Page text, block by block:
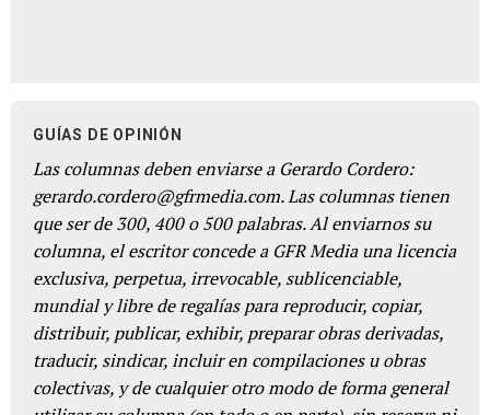
GUÍAS DE OPINIÓN
Las columnas deben enviarse a Gerardo Cordero:
gerardo.cordero@gfrmedia.com. Las columnas tienen
que ser de 300, 400 o 500 palabras. Al enviarnos su
columna, el escritor concede a GFR Media una licencia
exclusiva, perpetua, irrevocable, sublicenciable,
mundial y libre de regalías para reproducir, copiar,
distribuir, publicar, exhibir, preparar obras derivadas,
traducir, sindicar, incluir en compilaciones u obras
colectivas, y de cualquier otro modo de forma general